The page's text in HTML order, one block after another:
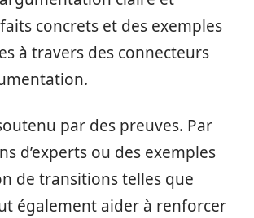
concrets et des exemples
à travers des connecteurs
par des preuves. Par
d’experts ou des exemples
de transitions telles que
également aider à renforcer